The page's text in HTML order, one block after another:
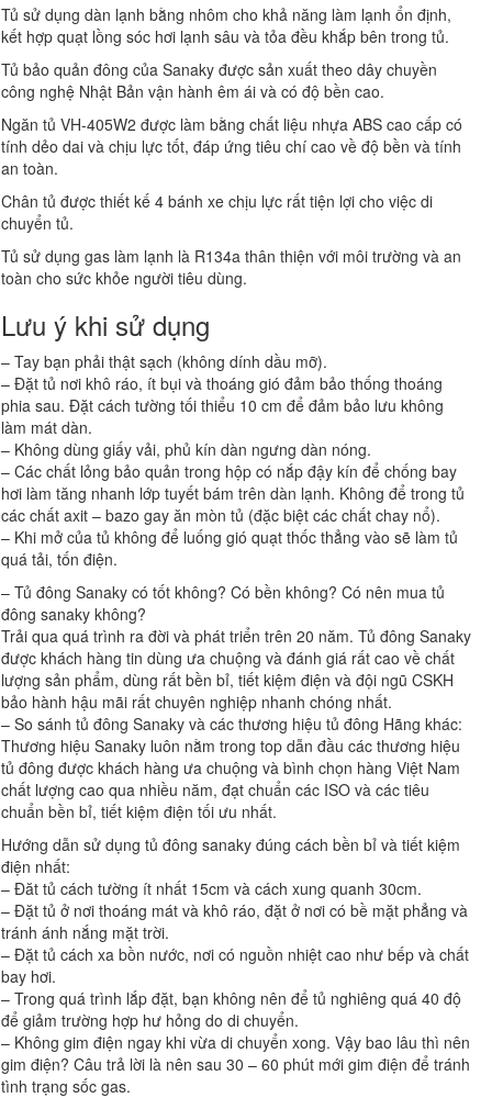
Tủ sử dụng dàn lạnh bằng nhôm cho khả năng làm lạnh ổn định,
kết hợp quạt lồng sóc hơi lạnh sâu và tỏa đều khắp bên trong tủ.
Tủ bảo quản đông của Sanaky được sản xuất theo dây chuyền
công nghệ Nhật Bản vận hành êm ái và có độ bền cao.
Ngăn tủ VH-405W2 được làm bằng chất liệu nhựa ABS cao cấp có
tính dẻo dai và chịu lực tốt, đáp ứng tiêu chí cao về độ bền và tính
an toàn.
Chân tủ được thiết kế 4 bánh xe chịu lực rất tiện lợi cho việc di
chuyển tủ.
Tủ sử dụng gas làm lạnh là R134a thân thiện với môi trường và an
toàn cho sức khỏe người tiêu dùng.
Lưu ý khi sử dụng
– Tay bạn phải thật sạch (không dính dầu mỡ).
– Đặt tủ nơi khô ráo, ít bụi và thoáng gió đảm bảo thống thoáng
phia sau. Đặt cách tường tối thiểu 10 cm để đảm bảo lưu không
làm mát dàn.
– Không dùng giấy vải, phủ kín dàn ngưng dàn nóng.
– Các chất lỏng bảo quản trong hộp có nắp đậy kín để chống bay
hơi làm tăng nhanh lớp tuyết bám trên dàn lạnh. Không để trong tủ
các chất axit – bazo gay ăn mòn tủ (đặc biệt các chất chay nổ).
– Khi mở của tủ không để luống gió quạt thốc thẳng vào sẽ làm tủ
quá tải, tốn điện.
– Tủ đông Sanaky có tốt không? Có bền không? Có nên mua tủ
đông sanaky không?
Trải qua quá trình ra đời và phát triển trên 20 năm. Tủ đông Sanaky
được khách hàng tin dùng ưa chuộng và đánh giá rất cao về chất
lượng sản phẩm, dùng rất bền bỉ, tiết kiệm điện và đội ngũ CSKH
bảo hành hậu mãi rất chuyên nghiệp nhanh chóng nhất.
– So sánh tủ đông Sanaky và các thương hiệu tủ đông Hãng khác:
Thương hiệu Sanaky luôn nằm trong top dẫn đầu các thương hiệu
tủ đông được khách hàng ưa chuộng và bình chọn hàng Việt Nam
chất lượng cao qua nhiều năm, đạt chuẩn các ISO và các tiêu
chuẩn bền bỉ, tiết kiệm điện tối ưu nhất.
Hướng dẫn sử dụng tủ đông sanaky đúng cách bền bỉ và tiết kiệm
điện nhất:
– Đăt tủ cách tường ít nhất 15cm và cách xung quanh 30cm.
– Đặt tủ ở nơi thoáng mát và khô ráo, đặt ở nơi có bề mặt phẳng và
tránh ánh nắng mặt trời.
– Đặt tủ cách xa bồn nước, nơi có nguồn nhiệt cao như bếp và chất
bay hơi.
– Trong quá trình lắp đặt, bạn không nên để tủ nghiêng quá 40 độ
để giảm trường hợp hư hỏng do di chuyển.
– Không gim điện ngay khi vừa di chuyển xong. Vậy bao lâu thì nên
gim điện? Câu trả lời là nên sau 30 – 60 phút mới gim điện để tránh
tình trạng sốc gas.